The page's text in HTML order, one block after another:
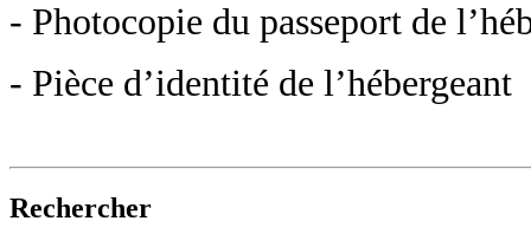
- Photocopie du passeport de
- Pièce d’identité de l’hébergeant
Rechercher